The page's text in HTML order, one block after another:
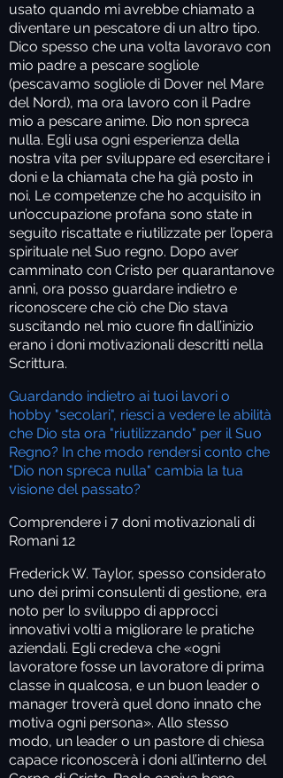
usato quando mi avrebbe chiamato a
diventare un pescatore di un altro tipo.
Dico spesso che una volta lavoravo con
mio padre a pescare sogliole
(pescavamo sogliole di Dover nel Mare
del Nord), ma ora lavoro con il Padre
mio a pescare anime. Dio non spreca
nulla. Egli usa ogni esperienza della
nostra vita per sviluppare ed esercitare i
doni e la chiamata che ha già posto in
noi. Le competenze che ho acquisito in
un’occupazione profana sono state in
seguito riscattate e riutilizzate per l’opera
spirituale nel Suo regno. Dopo aver
camminato con Cristo per quarantanove
anni, ora posso guardare indietro e
riconoscere che ciò che Dio stava
suscitando nel mio cuore fin dall’inizio
erano i doni motivazionali descritti nella
Scrittura.
Guardando indietro ai tuoi lavori o
hobby "secolari", riesci a vedere le abilità
che Dio sta ora "riutilizzando" per il Suo
Regno? In che modo rendersi conto che
"Dio non spreca nulla" cambia la tua
visione del passato?
Comprendere i 7 doni motivazionali di
Romani 12
Frederick W. Taylor, spesso considerato
uno dei primi consulenti di gestione, era
noto per lo sviluppo di approcci
innovativi volti a migliorare le pratiche
aziendali. Egli credeva che «ogni
lavoratore fosse un lavoratore di prima
classe in qualcosa, e un buon leader o
manager troverà quel dono innato che
motiva ogni persona». Allo stesso
modo, un leader o un pastore di chiesa
capace riconoscerà i doni all’interno del